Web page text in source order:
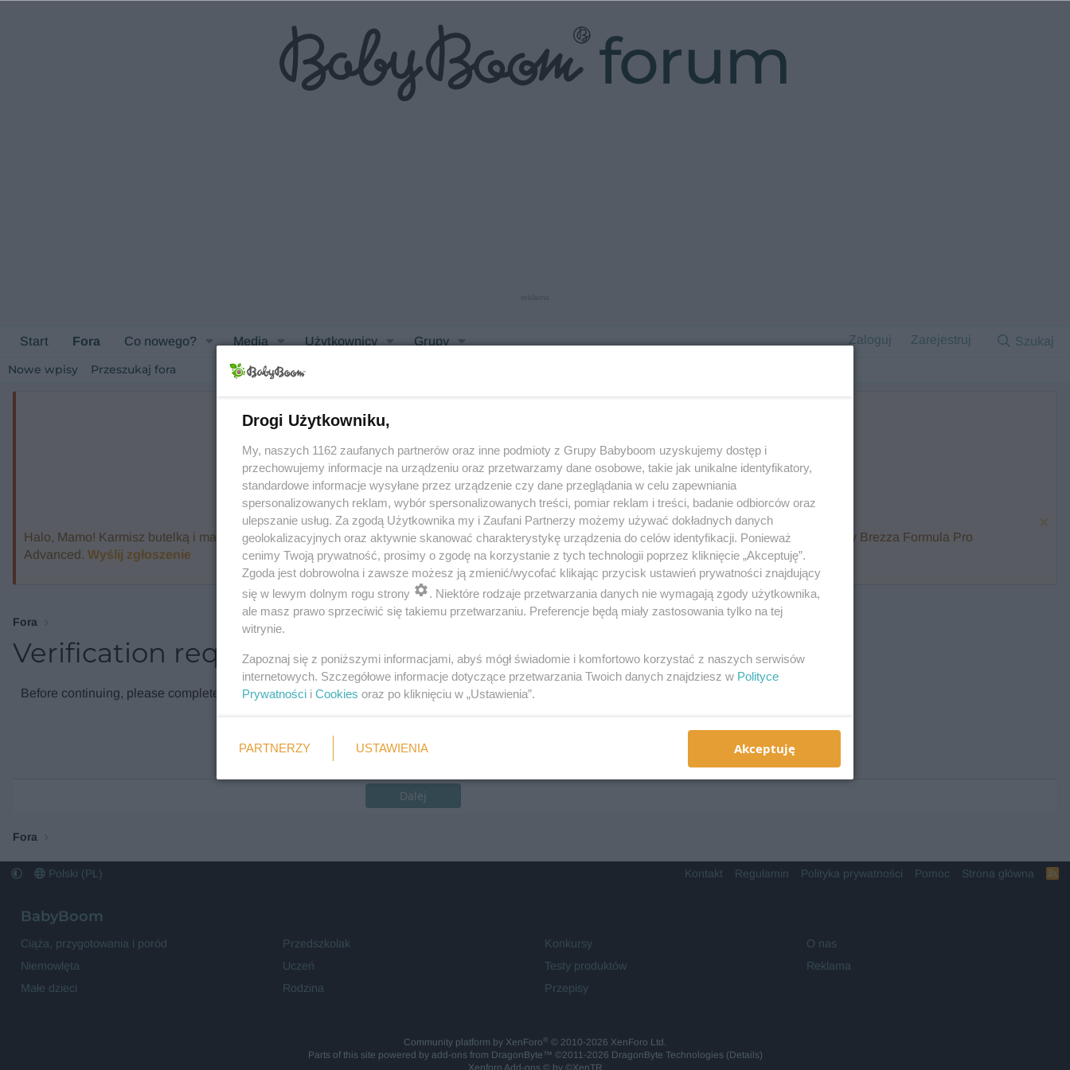
forum
Start Fora Co nowego? Media Użytkownicy Grupy Zaloguj Zarejestruj Szukaj
Nowe wpisy Przeszukaj fora
Halo, Mamo! Karmisz butelką i marzysz o ekspresie, który przygotuje mleko w kilka sekund? Opowiedz historię nocnego karmienia i zawalcz o Baby Brezza Formula Pro
Advanced. Wyślij zgłoszenie
reklama
Fora
Verification required
Before continuing, please complete the verification check.
Weryfikacja
Wymagane
Dalej
Fora
Polski (PL) Kontakt Regulamin Polityka prywatności Pomoc Strona główna
R
BabyBoom
Ciąża, przygotowania i poród
Niemowlęta
Małe dzieci
Przedszkolak
Uczeń
Rodzina
Konkursy
Testy produktów
Przepisy
O nas
Reklama
Community platform by XenForo® © 2010-2026 XenForo Ltd.
Parts of this site powered by add-ons from DragonByte™ ©2011-2026 DragonByte Technologies(Details)
Xenforo Add-ons© by ©XenTR
Drogi Użytkowniku,
My, naszych 1162 zaufanych partnerów oraz inne podmioty z Grupy Babyboom uzyskujemy dostęp i
przechowujemy informacje na urządzeniu oraz przetwarzamy dane osobowe, takie jak unikalne identyfikatory,
standardowe informacje wysyłane przez urządzenie czy dane przeglądania w celu zapewniania
spersonalizowanych reklam, wybór spersonalizowanych treści, pomiar reklam i treści, badanie odbiorców oraz
ulepszanie usług. Za zgodą Użytkownika my i Zaufani Partnerzy możemy używać dokładnych danych
geolokalizacyjnych oraz aktywnie skanować charakterystykę urządzenia do celów identyfikacji. Ponieważ
cenimy Twoją prywatność, prosimy o zgodę na korzystanie z tych technologii poprzez kliknięcie „Akceptuję”.
Zgoda jest dobrowolna i zawsze możesz ją zmienić/wycofać klikając przycisk ustawień prywatności znajdujący
się w lewym dolnym rogu strony
. Niektóre rodzaje przetwarzania danych nie wymagają zgody użytkownika,
ale masz prawo sprzeciwić się takiemu przetwarzaniu. Preferencje będą miały zastosowania tylko na tej
witrynie.
Zapoznaj się z poniższymi informacjami, abyś mógł świadomie i komfortowo korzystać z naszych serwisów
internetowych. Szczegółowe informacje dotyczące przetwarzania Twoich danych znajdziesz w Polityce
Prywatności i Cookies oraz po kliknięciu w „Ustawienia”.
PARTNERZY USTAWIENIA Akceptuję